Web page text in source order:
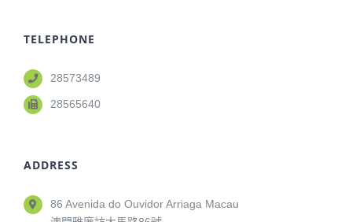
TELEPHONE
28573489
28565640
ADDRESS
86 Avenida do Ouvidor Arriaga Macau